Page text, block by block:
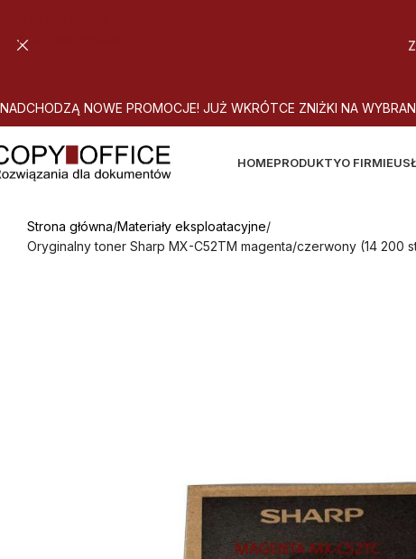
Skip to main content
NADCHODZĄ NOWE PROMOCJE! JUŻ WKRÓTCE ZNIŻKI NA WYBRAN
HOMEPRODUKTYO FIRMIE
Strona główna Materiały eksploatacyjne
Oryginalny toner Sharp MX-C52TM magenta/czerwony (14 200